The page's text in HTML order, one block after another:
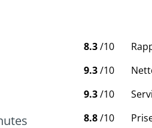
8.3/10
9.3/10
9.3/10
8.8/10